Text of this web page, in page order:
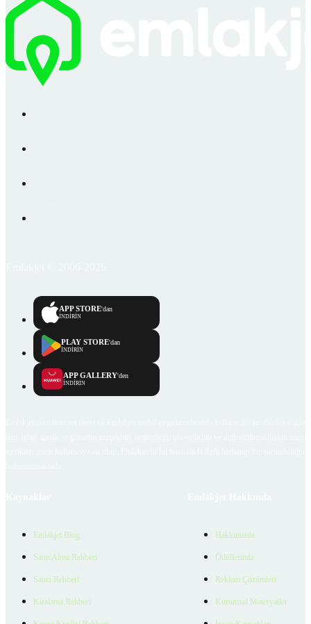
APP STORE'dan
İNDİRİN
PLAY STORE'dan
İNDİRİN
APP GALLERY'den
İNDİRİN
Emlakjet Blog
Satın Alma Rehberi
Satıcı Rehberi
Kiralama Rehberi
Hakkımızda
Ödüllerimiz
Reklam Çözümleri
Kurumsal Materyaller